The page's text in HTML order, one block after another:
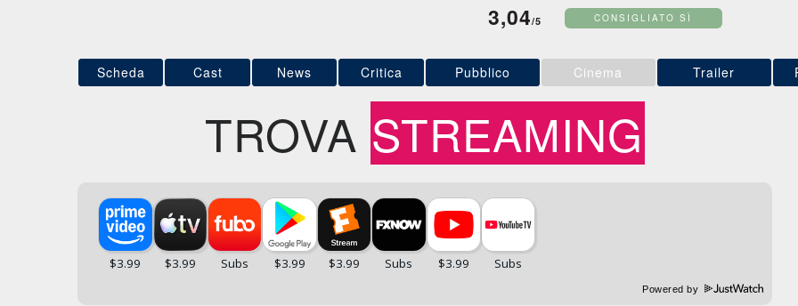
3,04/5 CONSIGLIATO SÌ
Scheda Cast News Critica Pubblico Cinema Trailer
TROVA STREAMING
Powered by